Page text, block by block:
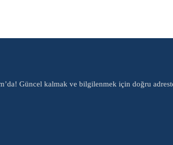
Güncel kalmak ve bilgilenmek için doğru